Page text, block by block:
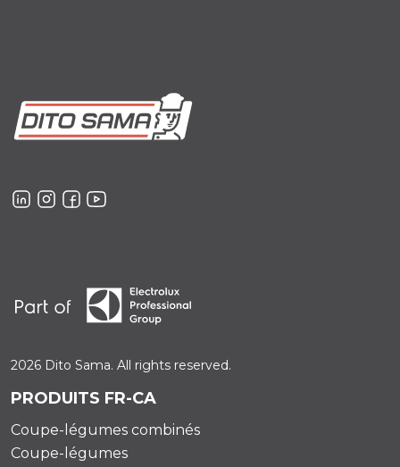
2026 Dito Sama. All rights reserved.
PRODUITS FR-CA
Coupe-légumes combinés
Coupe-légumes